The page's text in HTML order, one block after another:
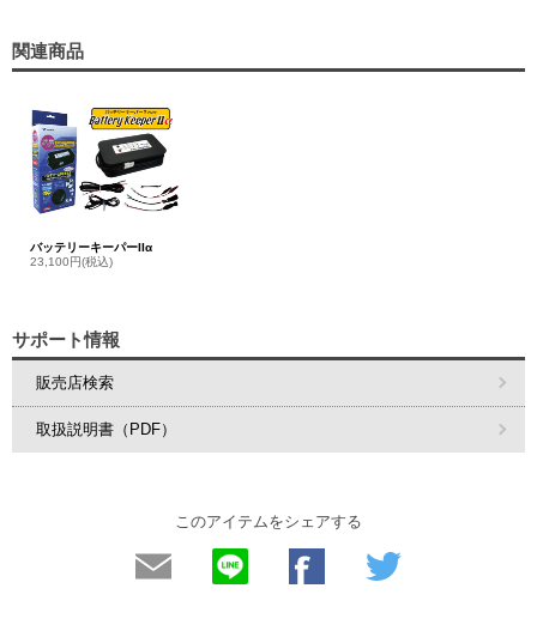
関連商品
バッテリーキーパーIIα
23,100円(税込)
サポート情報
販売店検索
取扱説明書（PDF）
このアイテムをシェアする